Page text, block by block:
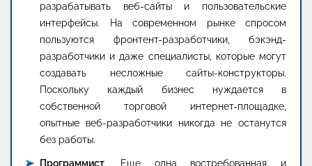
разрабатывать веб-сайты и пользовательские
интерфейсы. На современном рынке спросом
пользуются фронтент-разработчики, бэкэнд-
разработчики и даже специалисты, которые могут
создавать несложные сайты-конструкторы.
Поскольку каждый бизнес нуждается в
собственной торговой интернет-площадке,
опытные веб-разработчики никогда не останутся
без работы.
Программист. Еще одна востребованная и